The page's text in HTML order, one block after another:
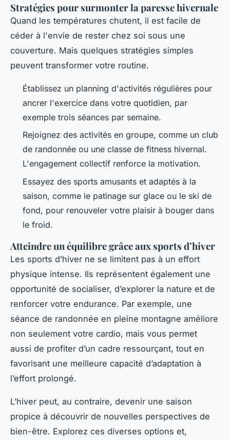
Stratégies pour surmonter la paresse hivernale
Quand les températures chutent, il est facile de
céder à l'envie de rester chez soi sous une
couverture. Mais quelques stratégies simples
peuvent transformer votre routine.
Établissez un planning d'activités régulières pour
ancrer l'exercice dans votre quotidien, par
exemple trois séances par semaine.
Rejoignez des activités en groupe, comme un club
de randonnée ou une classe de fitness hivernal.
L'engagement collectif renforce la motivation.
Essayez des sports amusants et adaptés à la
saison, comme le patinage sur glace ou le ski de
fond, pour renouveler votre plaisir à bouger dans
le froid.
Atteindre un équilibre grâce aux sports d’hiver
Les sports d’hiver ne se limitent pas à un effort
physique intense. Ils représentent également une
opportunité de socialiser, d’explorer la nature et de
renforcer votre endurance. Par exemple, une
séance de randonnée en pleine montagne améliore
non seulement votre cardio, mais vous permet
aussi de profiter d’un cadre ressourçant, tout en
favorisant une meilleure capacité d’adaptation à
l’effort prolongé.
L’hiver peut, au contraire, devenir une saison
propice à découvrir de nouvelles perspectives de
bien-être. Explorez ces diverses options et,